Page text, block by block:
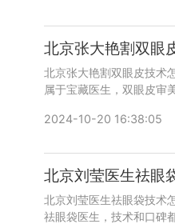
北京张大艳割双眼皮技术
属于宝藏医生，双眼皮审
信号：bianmei0528或者
2024-10-20 16:38:05
北京刘莹医生祛眼袋技术
祛眼袋医生，技术和口碑